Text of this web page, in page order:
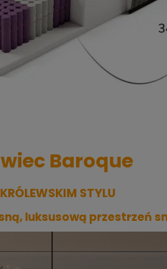
Baroque
STYLU
luksusową przestrzeń